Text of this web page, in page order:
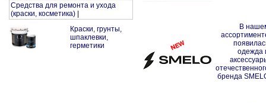
Средства для ремонта и ухода
(краски, косметика)
Краски, грунты,
шпаклевки,
герметики
В
одежда
бренда